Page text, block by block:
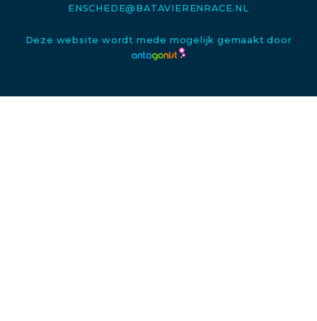
ENSCHEDE@BATAVIERENRACE.NL
Deze website wordt mede mogelijk gemaakt door